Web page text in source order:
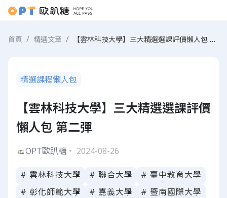
首頁 精選文章 【雲林科技大學】三大精選選課評價懶人包 第二彈
精選課程懶人包
【雲林科技大學】三大精選選課評價
懶人包 第二彈
OPT歐趴糖 ・ 2024-08-26
# 雲林科技大學 # 聯合大學
# 臺中教育大學
# 彰化師範大學
# 嘉義大學
# 暨南國際大學